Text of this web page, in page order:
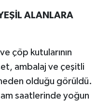
ALANLARA
çöp kutularının
ambalaj ve çeşitli
olduğu görüldü.
saatlerinde yoğun